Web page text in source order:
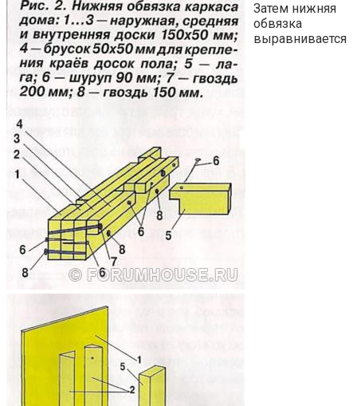
Затем нижняя
обвязка
выравнивается